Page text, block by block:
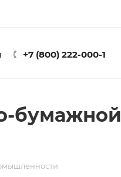
+7 (800) 222-000-1
бумажной